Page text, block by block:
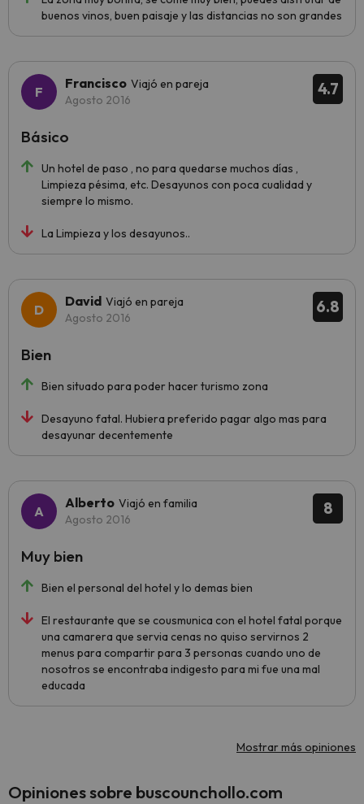
buenos vinos, buen paisaje y las distancias no son grandes
4.7
Francisco Viajó en pareja
Agosto 2016
Un hotel de paso , no para quedarse muchos días ,
Limpieza pésima, etc. Desayunos con poca cualidad y
siempre lo mismo.
La Limpieza y los desayunos..
Básico
6.8
David Viajó en pareja
Agosto 2016
Bien situado para poder hacer turismo zona
Desayuno fatal. Hubiera preferido pagar algo mas para
desayunar decentemente
Bien
8
Alberto Viajó en familia
Agosto 2016
Bien el personal del hotel y lo demas bien
El restaurante que se cousmunica con el hotel fatal porque
una camarera que servia cenas no quiso servirnos 2
menus para compartir para 3 personas cuando uno de
nosotros se encontraba indigesto para mi fue una mal
educada
Muy bien
Mostrar más opiniones
Opiniones sobre buscounchollo.com